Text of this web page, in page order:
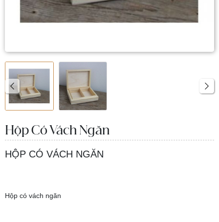
Hộp Có Vách Ngăn
HỘP CÓ VÁCH NGĂN
Hộp có vách ngăn